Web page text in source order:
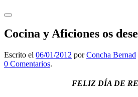
Cocina y Aficiones os
Escrito el 06/01/2012 porConcha Bernad
0 Comentarios.
FELIZ DÍA DE